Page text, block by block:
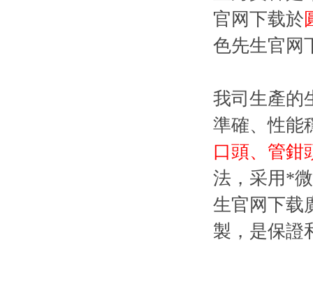
官网下载於
色先生官网
我司生產的
準確、性能
口頭、管
法，采用
生官网下载
製，是保